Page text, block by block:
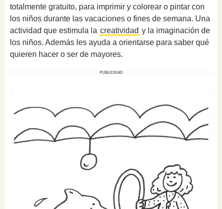
totalmente gratuito, para imprimir y colorear o pintar con
los niños durante las vacaciones o fines de semana. Una
actividad que estimula la creatividad y la imaginación de
los niños. Además les ayuda a orientarse para saber qué
quieren hacer o ser de mayores.
PUBLICIDAD